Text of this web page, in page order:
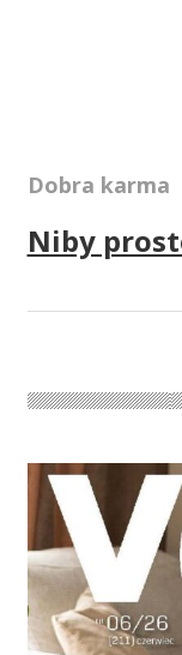
Dobra karma
Niby